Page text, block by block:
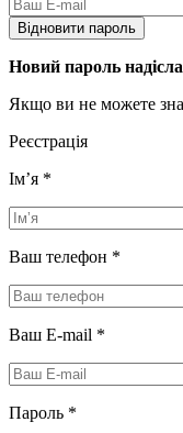
Відновити пароль
Новий пароль
Якщо ви не можете
Реєстрація
Імʼя *
Ваш телефон *
Ваш E-mail *
Пароль *